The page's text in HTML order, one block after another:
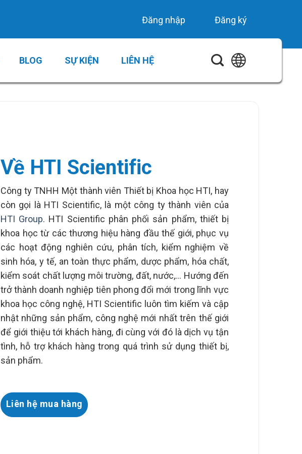
Đăng nhập Đăng ký
BLOG SỰ KIỆN LIÊN HỆ
Về HTI Scientific
Công ty TNHH Một thành viên Thiết bị Khoa học HTI, hay
còn gọi là HTI Scientific, là một công ty thành viên của
HTI Group. HTI Scientific phân phối sản phẩm, thiết bị
khoa học từ các thương hiệu hàng đầu thế giới, phục vụ
các hoạt động nghiên cứu, phân tích, kiểm nghiệm về
sinh hóa, y tế, an toàn thực phẩm, dược phẩm, hóa chất,
kiểm soát chất lượng môi trường, đất, nước,… Hướng đến
trở thành doanh nghiệp tiên phong đổi mới trong lĩnh vực
khoa học công nghệ, HTI Scientific luôn tìm kiếm và cập
nhật những sản phẩm, công nghệ mới nhất trên thế giới
để giới thiệu tới khách hàng, đi cùng với đó là dịch vụ tận
tình, hỗ trợ khách hàng trong quá trình sử dụng thiết bị,
sản phẩm.
Liên hệ mua hàng